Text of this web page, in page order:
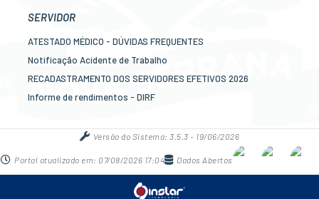
Transparência
SERVIDOR
ATESTADO MÉDICO - DÚVIDAS FREQUENTES
Notificação Acidente de Trabalho
RECADASTRAMENTO DOS SERVIDORES EFETIVOS 2026
Informe de rendimentos - DIRF
Mais serviços online para o servidor
Versão do Sistema:3.5.3 - 19/06/2026
Portal atualizado em: 07/08/2026 17:04 Dados Abertos